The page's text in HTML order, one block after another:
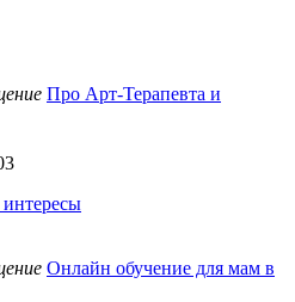
Про Арт-Терапевта и
Онлайн обучение для мам в